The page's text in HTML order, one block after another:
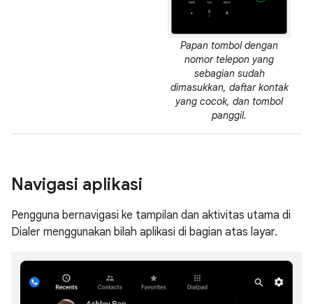
Papan tombol dengan
nomor telepon yang
sebagian sudah
dimasukkan, daftar kontak
yang cocok, dan tombol
panggil.
Navigasi aplikasi
Pengguna bernavigasi ke tampilan dan aktivitas utama di
Dialer menggunakan bilah aplikasi di bagian atas layar.